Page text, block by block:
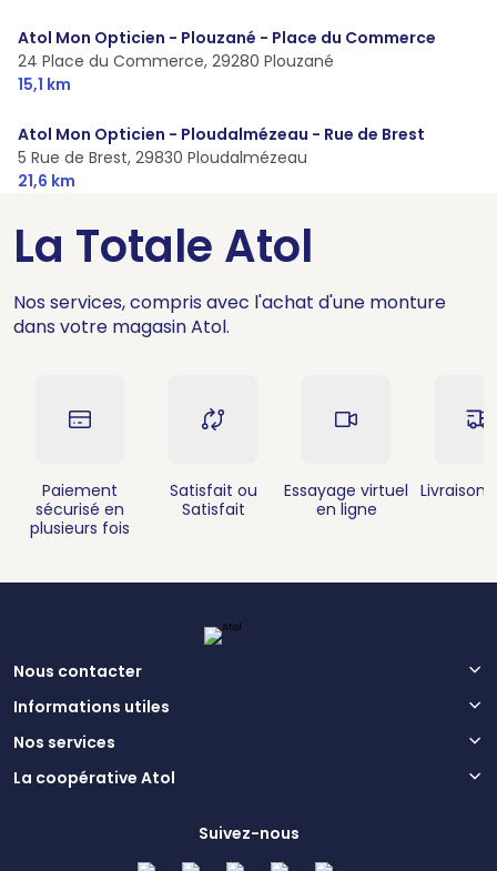
Atol Mon Opticien - Plouzané - Place du Commerce
24 Place du Commerce, 29280 Plouzané
15,1 km
Atol Mon Opticien - Ploudalmézeau - Rue de Brest
5 Rue de Brest, 29830 Ploudalmézeau
21,6 km
La Totale Atol
Nos services, compris avec l'achat d'une monture
dans votre magasin Atol.
Paiement
sécurisé en
plusieurs fois
Satisfait ou
Satisfait
Essayage virtuel
en ligne
Livraison
Nous contacter
Informations utiles
Nos services
La coopérative Atol
Suivez-nous